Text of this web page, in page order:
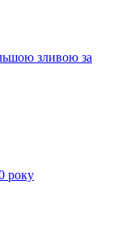
зливою за
року